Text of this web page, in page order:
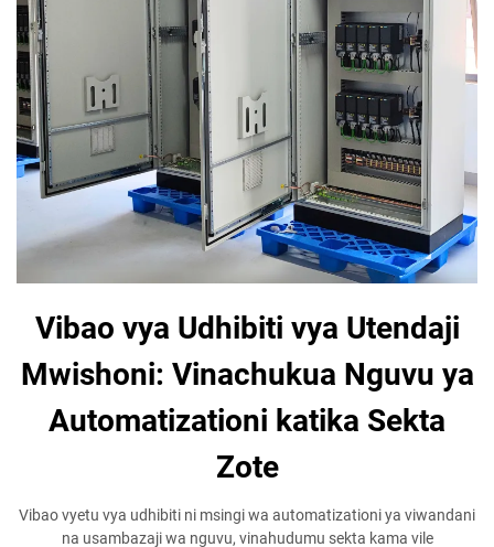
Vibao vya Udhibiti vya Utendaji
Mwishoni: Vinachukua Nguvu ya
Automatizationi katika Sekta
Zote
Vibao vyetu vya udhibiti ni msingi wa automatizationi ya viwandani
na usambazaji wa nguvu, vinahudumu sekta kama vile